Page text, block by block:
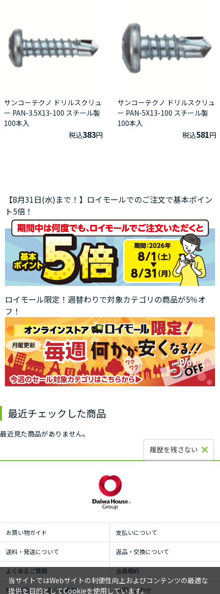
サンコーテクノ ドリルスクリュ
ー PAN-3.5X13-100 スチール製
100本入
税込383円
サンコーテクノ ドリルスクリュ
ー PAN-5X13-100 スチール製
100本入
税込581円
【8月31日(水)まで！】ロイモールでのご注文で基本ポイン
ト5倍！
ロイモール限定！週替わりで対象カテゴリの商品が5％オ
フ！
最近チェックした商品
最近見た商品がありません。
履歴を残さない
お買い物ガイド 支払いについて
送料・発送について 返品・交換について
よくあるご質問 会員規約
特定商取引法に基づく表示 お問い合わせ
当サイトではWebサイトの利便性向上およびコンテンツの最適な
提供を目的としてCookieを使用しています。